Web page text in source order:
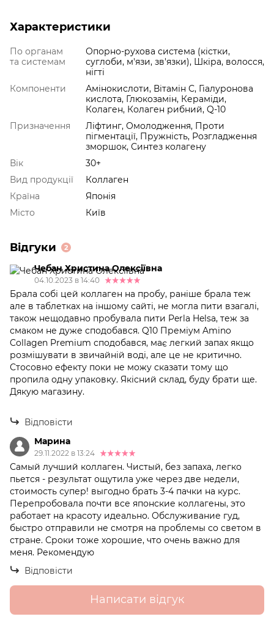
Характеристики
По органам
та системам
Опорно-рухова система (кістки,
суглоби, м'язи, зв'язки), Шкіра, волосся,
нігті
Компоненти
Амінокислоти, Вітамін С, Гіалуронова
кислота, Глюкозамін, Кераміди,
Колаген, Колаген рибний, Q-10
Призначення
Ліфтинг, Омолодження, Проти
пігментації, Пружність, Розгладження
зморшок, Синтез колагену
Вік
30+
Вид продукції
Коллаген
Країна
Японія
Місто
Київ
Відгуки 2
Чебан Христина Олексіївна
04.10.2023 в 14:40
Брала собі цей коллаген на пробу, раніше брала теж
але в таблетках на іншому сайті, не могла пити взагалі,
також нещодавно пробувала пити Perla Helsa, теж за
смаком не дуже сподобався. Q10 Преміум Amino
Collagen Premium сподобався, має легкий запах якщо
розмішувати в звичайній воді, але це не критично.
Стосовно ефекту поки не можу сказати тому що
пропила одну упаковку. Якісний склад, буду брати ще.
Дякую магазину.
Відповісти
Марина
29.11.2022 в 13:24
Самый лучший коллаген. Чистый, без запаха, легко
пьется - результат ощутила уже через две недели,
стоимость супер! выгодно брать 3-4 пачки на курс.
Перепробовала почти все японские коллагены, это
работает на красоту идеально. Обслуживание гуд,
быстро отправили не смотря на проблемы со светом в
стране. Сроки тоже хорошие, что очень важно для
меня. Рекомендую
Відповісти
Написати відгук